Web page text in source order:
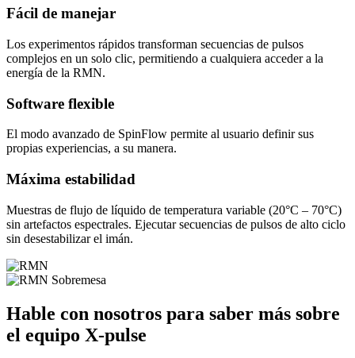
Fácil de manejar
Los experimentos rápidos transforman secuencias de pulsos
complejos en un solo clic, permitiendo a cualquiera acceder a la
energía de la RMN.
Software flexible
El modo avanzado de SpinFlow permite al usuario definir sus
propias experiencias, a su manera.
Máxima estabilidad
Muestras de flujo de líquido de temperatura variable (20°C – 70°C)
sin artefactos espectrales. Ejecutar secuencias de pulsos de alto ciclo
sin desestabilizar el imán.
Hable con nosotros para saber más sobre
el equipo X-pulse